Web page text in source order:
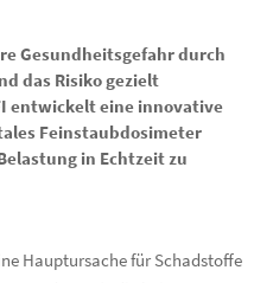
Gesundheitsgefahr durch
das Risiko gezielt
entwickelt eine innovative
Feinstaubdosimeter
in Echtzeit zu
Hauptursache für Schadstoffe